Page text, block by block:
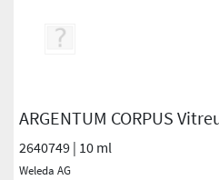
ARGENTUM CORPUS
2640749 | 10 ml
Weleda AG